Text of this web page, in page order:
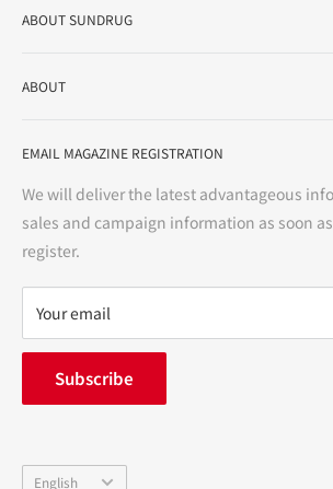
ABOUT SUNDRUG
variety store, we aim to realize a "healthy
bright and enjoyable life every day."
ABOUT
Notation based on the Act on Specified
Precautions regarding medicines
terms of service
privacy policy
FAQ
inquiry
中途採用
EMAIL MAGAZINE REGISTRATION
We will deliver the latest advantageous
sales and campaign information as soon
register.
Your email
Subscribe
Language
English